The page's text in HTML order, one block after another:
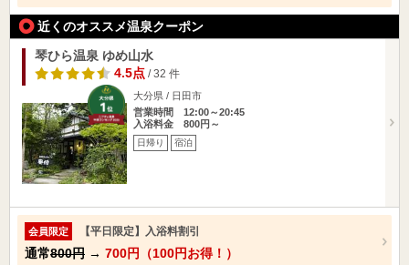
近くのオススメ温泉クーポン
琴ひら温泉 ゆめ山水
4.5点/ 32 件
大分県 / 日田市
営業時間 12:00～20:45
入浴料金 800円～
日帰り 宿泊
会員限定 【平日限定】入浴料割引
通常800円 → 700円（100円お得！）